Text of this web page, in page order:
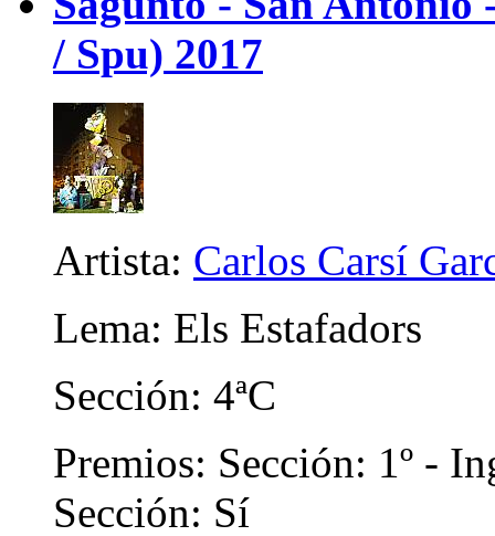
/ Spu) 2017
Artista: Carlos Carsí
Lema: Els Estafadors
Sección: 4ªC
Premios: Sección: 1º -
Sección: Sí